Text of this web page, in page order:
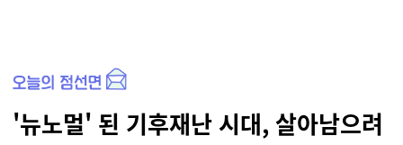
'뉴노멀' 된 기후재난 시대, 살아남으려